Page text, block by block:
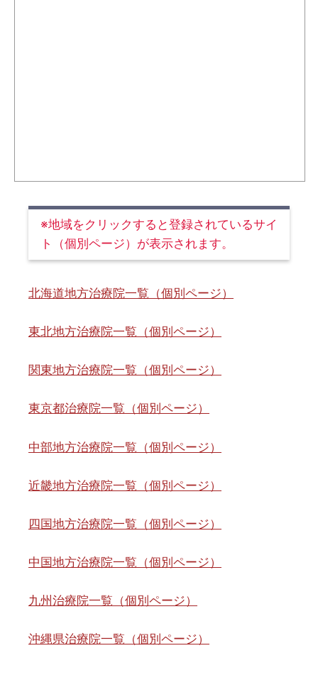
※地域をクリックすると登録されているサイ
ト（個別ページ）が表示されます。
北海道地方治療院一覧（個別ページ）
東北地方治療院一覧（個別ページ）
関東地方治療院一覧（個別ページ）
東京都治療院一覧（個別ページ）
中部地方治療院一覧（個別ページ）
近畿地方治療院一覧（個別ページ）
四国地方治療院一覧（個別ページ）
中国地方治療院一覧（個別ページ）
九州治療院一覧（個別ページ）
沖縄県治療院一覧（個別ページ）